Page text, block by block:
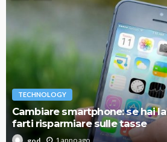
TECHNOLOGY
Cambiare smartphone: se hai
farti risparmiare sulle tasse
1 anno ago